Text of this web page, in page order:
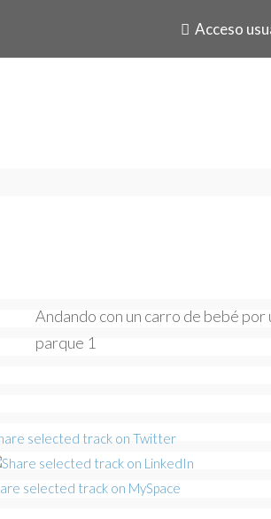
Acceso
Andando con un carro de bebé por
parque 1